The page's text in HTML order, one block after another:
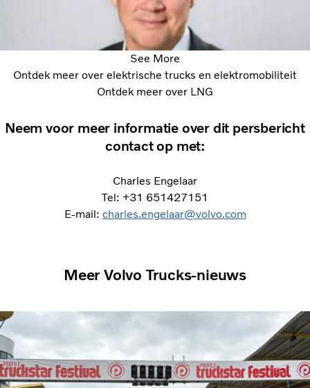
See More
Ontdek meer over elektrische trucks en elektromobiliteit
Ontdek meer over LNG
Neem voor meer informatie over dit persbericht
contact op met:
Charles Engelaar
Tel: +31 651427151
E-mail: charles.engelaar@volvo.com
Meer Volvo Trucks-nieuws